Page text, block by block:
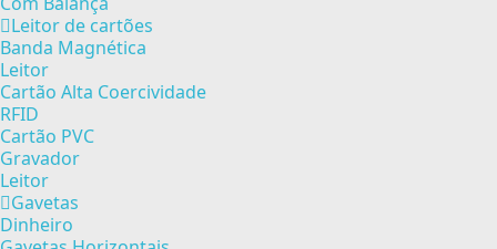
Leitor de cartões
Banda Magnética
Leitor
Cartão Alta Coercividade
RFID
Cartão PVC
Gravador
Leitor
Gavetas
Dinheiro